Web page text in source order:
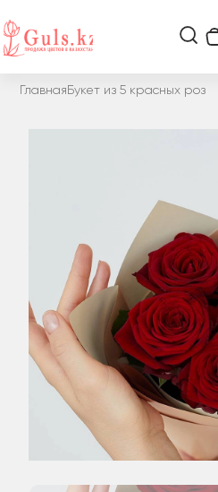
Главная Букет из 5 красных роз